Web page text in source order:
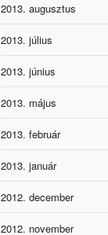
2013. augusztus
2013. július
2013. június
2013. május
2013. február
2013. január
2012. december
2012. november